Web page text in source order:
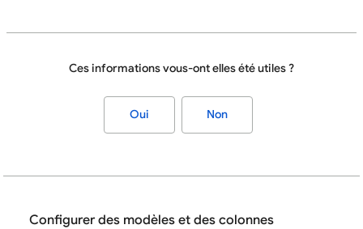
Ces informations vous-ont elles été utiles ?
Oui Non
Configurer des modèles et des colonnes